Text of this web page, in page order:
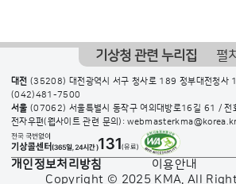
기상청 관련 누리집 펼
대전 (35208) 대전광역시 서구 청사로 189 정부대전청사
(042)481-7500
서울 (07062) 서울특별시 동작구 여의대방로16길 61 / 전
전자우편(웹사이트 관련 문의):
개인정보처리방침 이용안내
Copyright © 2025 KMA. All